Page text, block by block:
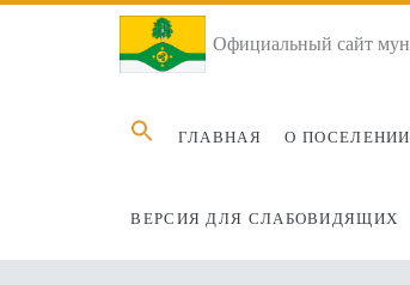
Официальный сайт
Search
for:
ГЛАВНАЯ О ПОСЕЛЕНИИ
ВЕРСИЯ ДЛЯ СЛАБОВИДЯЩИХ